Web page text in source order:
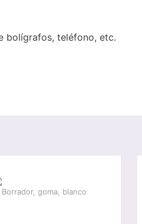
bolígrafos, teléfono, etc.